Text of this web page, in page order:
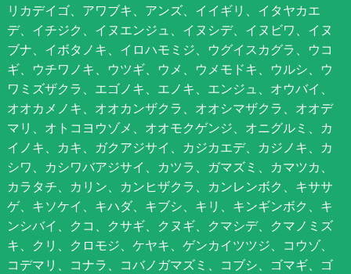
リカデイゴ、アワブキ、アンズ、イイギリ、イタヤカエ
デ、イチジク、イヌエンジュ、イヌシデ、イヌビワ、イヌ
ブナ、イボタノキ、イロハモミジ、ウグイスカグラ、ウコ
ギ、ウチワノキ、ウツギ、ウメ、ウメモドキ、ウルシ、ウ
ワミズザクラ、エゴノキ、エノキ、エンジュ、オウバイ、
オオカメノキ、オオカンザクラ、オオシマザクラ、オオデ
マリ、オトコヨウゾメ、オオモクゲンジ、オニグルミ、カ
イノキ、カキ、ガクアジサイ、カジカエデ、カジノキ、カ
シワ、カシワバアジサイ、カツラ、ガマズミ、カマツカ、
カラタチ、カリン、カンヒザクラ、カンレンボク、キササ
ゲ、キソケイ、キハダ、キブシ、キリ、キンギンボク、キ
ンシバイ、クコ、クサギ、クヌギ、クマシデ、クマノミズ
キ、クリ、クロモジ、ケヤキ、ゲンカイツツジ、コウゾ、
コデマリ、コナラ、コバノガマズミ、コブシ、ゴマギ、ゴ